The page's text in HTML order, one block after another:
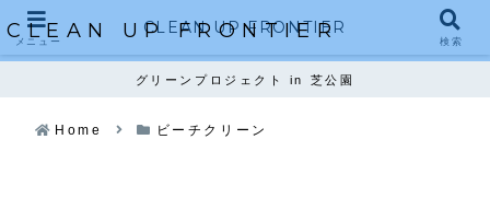
CLEAN UP FRONTIER
グリーンプロジェクト in 芝公園
Home ビーチクリーン
メニュー
CLEAN UP FRONTIER
検索